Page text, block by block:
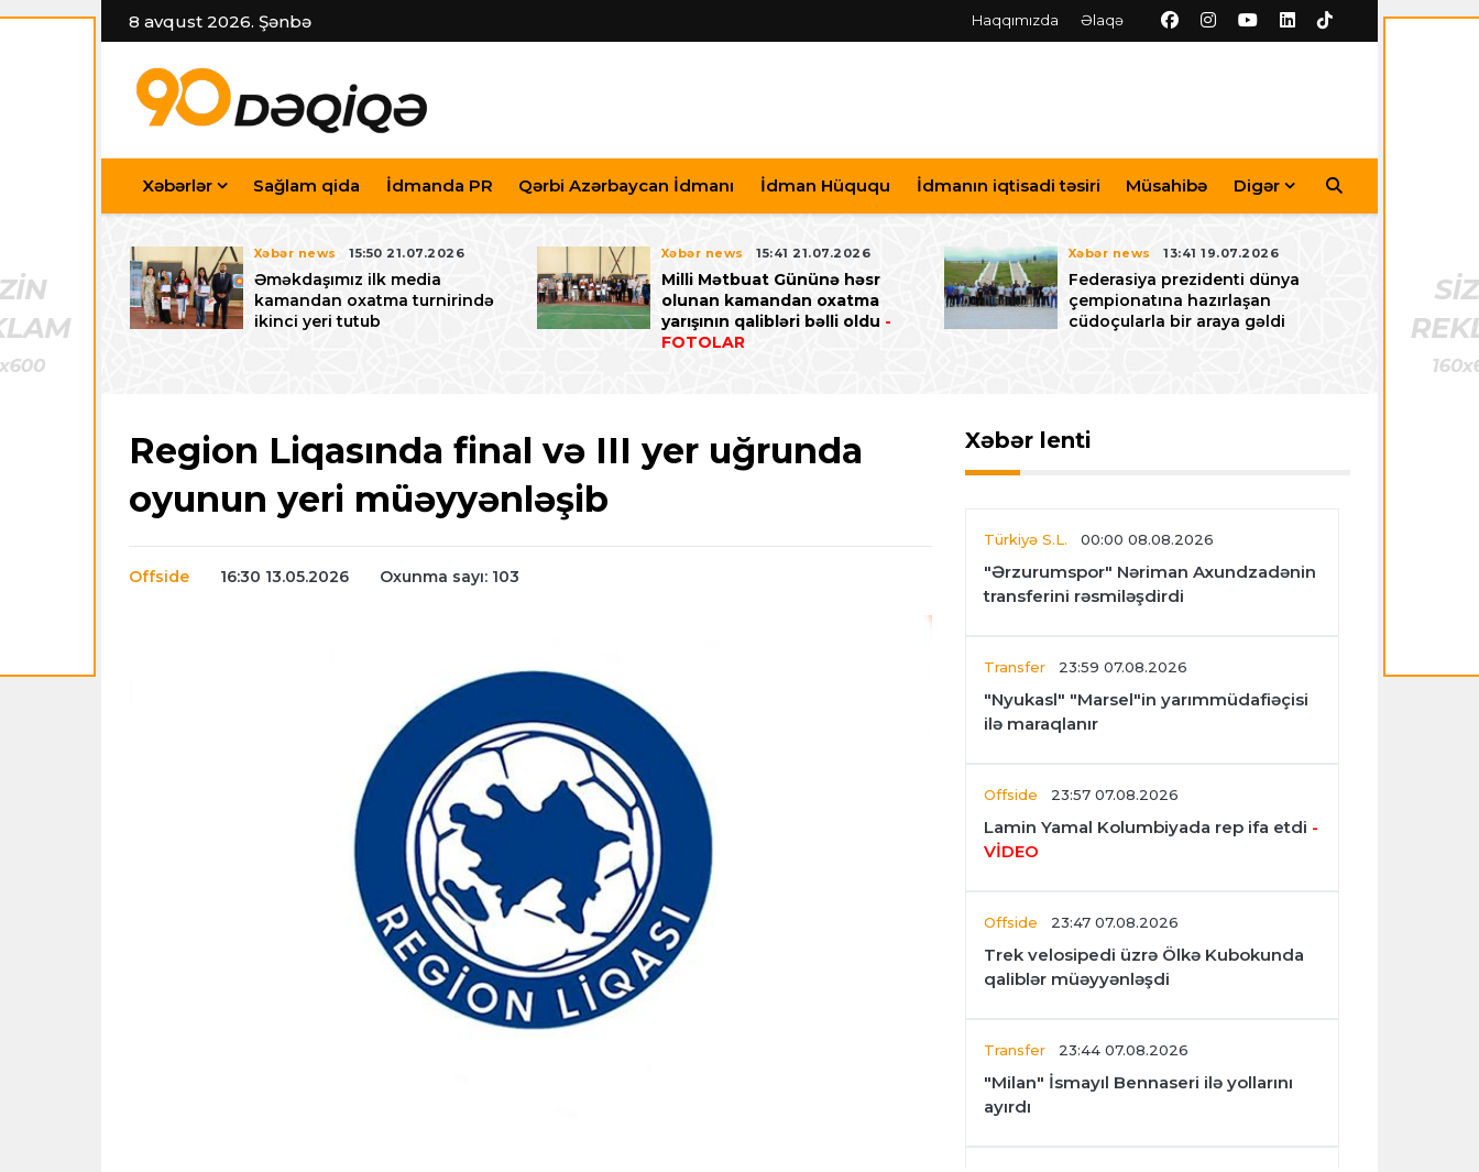
8 avqust 2026. Şənbə Haqqımızda Əlaqə
Xəbərlər Sağlam qida İdmanda PR Qərbi Azərbaycan İdmanı İdman Hüququ İdmanın iqtisadi təsiri Müsahibə Digər
U-15
festivalı ilə
Xəbər news 15:50 21.07.2026
Əməkdaşımız ilk media
kamandan oxatma turnirində
ikinci yeri tutub
Xəbər news 15:41 21.07.2026
Milli Mətbuat Gününə həsr
olunan kamandan oxatma
yarışının qalibləri bəlli oldu -
FOTOLAR
Xəbər news 13:41 19.07.2026
Federasiya prezidenti dünya
çempionatına hazırlaşan
cüdoçularla bir araya gəldi
Region Liqasında final və III yer uğrunda
oyunun yeri müəyyənləşib
Offside 16:30 13.05.2026 Oxunma sayı: 103
Xəbər lenti
Türkiyə S.L. 00:00 08.08.2026
"Ərzurumspor" Nəriman Axundzadənin
transferini rəsmiləşdirdi
Transfer 23:59 07.08.2026
"Nyukasl" "Marsel"in yarımmüdafiəçisi
ilə maraqlanır
Offside 23:57 07.08.2026
Lamin Yamal Kolumbiyada rep ifa etdi -
VİDEO
Offside 23:47 07.08.2026
Trek velosipedi üzrə Ölkə Kubokunda
qaliblər müəyyənləşdi
Transfer 23:44 07.08.2026
"Milan" İsmayıl Bennaseri ilə yollarını
ayırdı